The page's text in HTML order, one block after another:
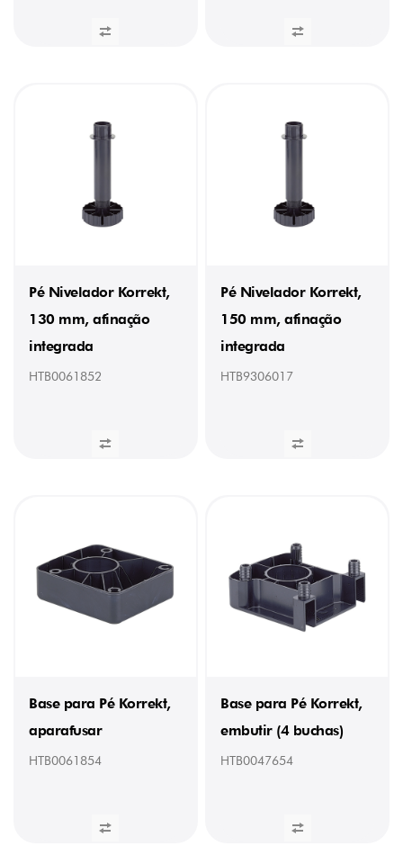
Pé Nivelador Korrekt,
130 mm, afinação
integrada
HTB0061852
Pé Nivelador Korrekt,
150 mm, afinação
integrada
HTB9306017
Base para Pé Korrekt,
aparafusar
HTB0061854
Base para Pé Korrekt,
embutir (4 buchas)
HTB0047654